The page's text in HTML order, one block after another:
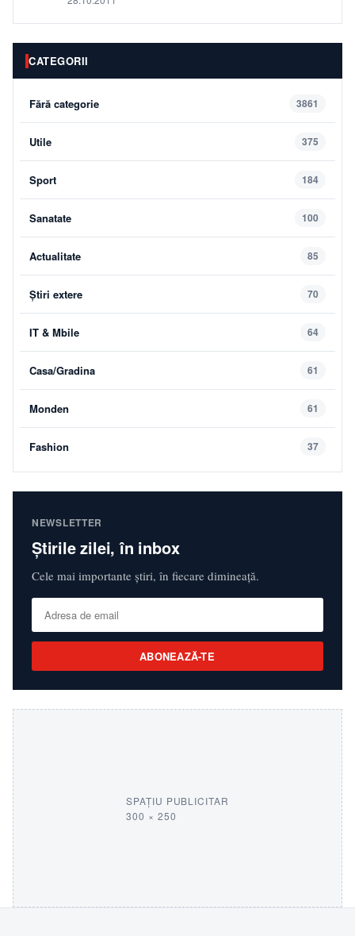
CATEGORII
Fără categorie 3861
Utile 375
Sport 184
Sanatate 100
Actualitate 85
Știri extere 70
IT & Mbile 64
Casa/Gradina 61
Monden 61
Fashion 37
NEWSLETTER
Știrile zilei, în inbox
Cele mai importante știri, în fiecare dimineață.
ABONEAZĂ-TE
SPAȚIU PUBLICITAR
300 × 250